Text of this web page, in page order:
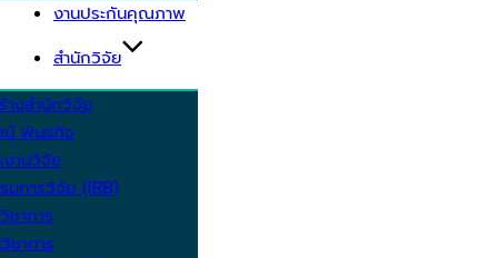
งานประกันคุณภาพ
สำนักวิจัย
างสำนักวิจัย
น์ พันธกิจ
งานวิจัย
มการวิจัย (IRB)
ชาการ
ชาการ